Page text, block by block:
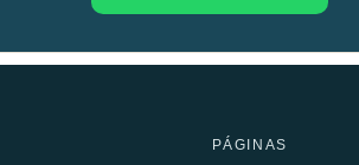
PÁGINAS